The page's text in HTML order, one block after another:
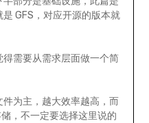
GFS，对应开源的版本就
需要从需求层面做一个简
件为主，越大效率越高，而
，不一定要选择这里说的